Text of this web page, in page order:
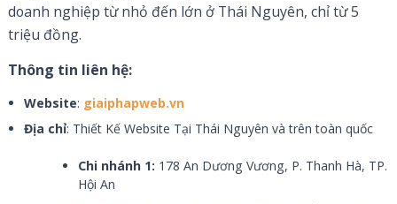
doanh nghiệp từ nhỏ đến lớn ở Thái Nguyên, chỉ từ 5
triệu đồng.
Thông tin liên hệ:
Website: giaiphapweb.vn
Địa chỉ: Thiết Kế Website Tại Thái Nguyên và trên toàn quốc
Chi nhánh 1: 178 An Dương Vương, P. Thanh Hà, TP.
Hội An